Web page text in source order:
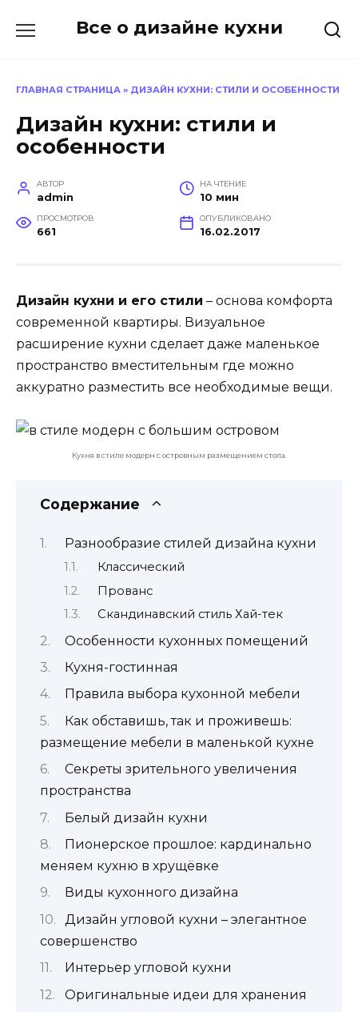
Все о дизайне кухни
ГЛАВНАЯ СТРАНИЦА » ДИЗАЙН КУХНИ: СТИЛИ И ОСОБЕННОСТИ
Дизайн кухни: стили и
особенности
АВТОР
admin
НА ЧТЕНИЕ
10 мин
ПРОСМОТРОВ
661
ОПУБЛИКОВАНО
16.02.2017
Дизайн кухни и его стили – основа комфорта
современной квартиры. Визуальное
расширение кухни сделает даже маленькое
пространство вместительным где можно
аккуратно разместить все необходимые вещи.
Кухня в стиле модерн с островным размещением стола.
Содержание
Разнообразие стилей дизайна кухни
Классический
Прованс
Скандинавский стиль Хай-тек
Особенности кухонных помещений
Кухня-гостинная
Правила выбора кухонной мебели
Как обставишь, так и проживешь:
размещение мебели в маленькой кухне
Секреты зрительного увеличения
пространства
Белый дизайн кухни
Пионерское прошлое: кардинально
меняем кухню в хрущёвке
Виды кухонного дизайна
Дизайн угловой кухни – элегантное
совершенство
Интерьер угловой кухни
Оригинальные идеи для хранения